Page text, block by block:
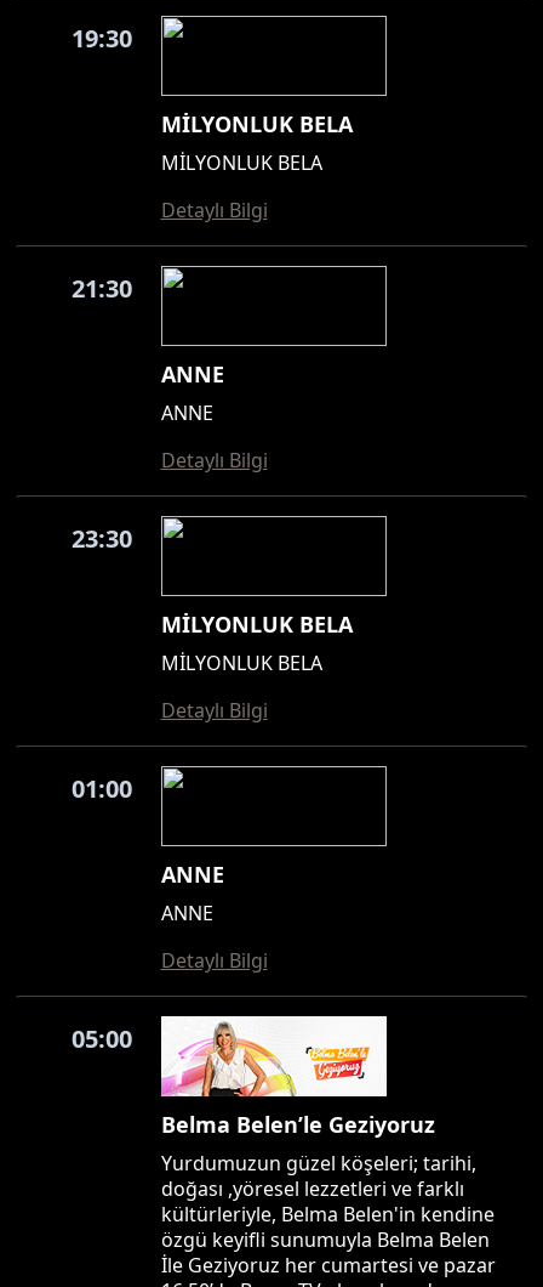
19:30
MİLYONLUK BELA
MİLYONLUK BELA
Detaylı Bilgi
21:30
ANNE
ANNE
Detaylı Bilgi
23:30
MİLYONLUK BELA
MİLYONLUK BELA
Detaylı Bilgi
01:00
ANNE
ANNE
Detaylı Bilgi
05:00
Belma Belen’le Geziyoruz
Yurdumuzun güzel köşeleri; tarihi,
doğası ,yöresel lezzetleri ve farklı
kültürleriyle, Belma Belen'in kendine
özgü keyifli sunumuyla Belma Belen
İle Geziyoruz her cumartesi ve pazar